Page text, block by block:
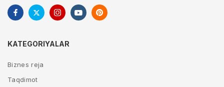
KATEGORIYALAR
Biznes reja
Taqdimot